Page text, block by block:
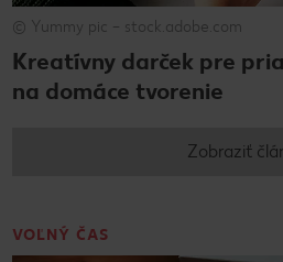
© Yummy pic – stock.adobe.com
Kreatívny darček pre
na domáce tvorenie
Zobraziť
VOĽNÝ ČAS